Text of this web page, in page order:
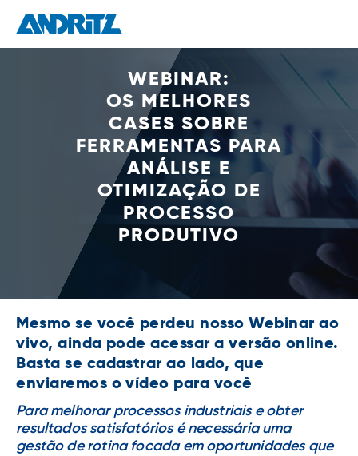
WEBINAR:
OS MELHORES
CASES SOBRE
FERRAMENTAS PARA
ANÁLISE E
OTIMIZAÇÃO DE
PROCESSO
PRODUTIVO
Mesmo se você perdeu nosso Webinar ao
vivo, ainda pode acessar a versão online.
Basta se cadastrar ao lado, que
enviaremos o vídeo para você
Para melhorar processos industriais e obter
resultados satisfatórios é necessária uma
gestão de rotina focada em oportunidades que